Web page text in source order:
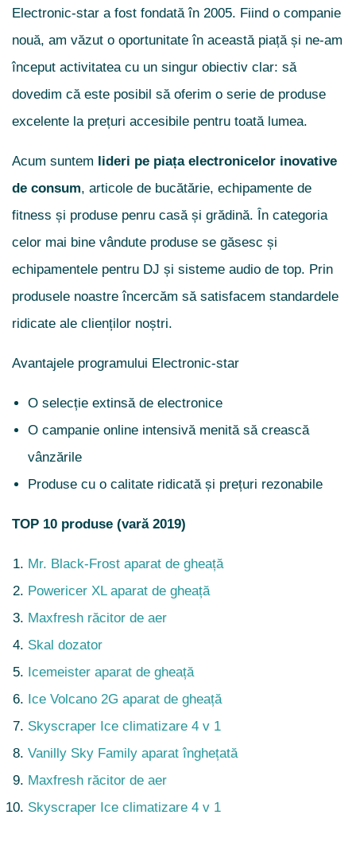
Electronic-star a fost fondată în 2005. Fiind o companie
nouă, am văzut o oportunitate în această piață și ne-am
început activitatea cu un singur obiectiv clar: să
dovedim că este posibil să oferim o serie de produse
excelente la prețuri accesibile pentru toată lumea.
Acum suntem lideri pe piața electronicelor inovative
de consum, articole de bucătărie, echipamente de
fitness și produse penru casă și grădină. În categoria
celor mai bine vândute produse se găsesc și
echipamentele pentru DJ și sisteme audio de top. Prin
produsele noastre încercăm să satisfacem standardele
ridicate ale clienților noștri.
Avantajele programului Electronic-star
O selecție extinsă de electronice
O campanie online intensivă menită să crească
vânzările
Produse cu o calitate ridicată și prețuri rezonabile
TOP 10 produse (vară 2019)
Mr. Black-Frost aparat de gheață
Powericer XL aparat de gheață
Maxfresh răcitor de aer
Skal dozator
Icemeister aparat de gheață
Ice Volcano 2G aparat de gheață
Skyscraper Ice climatizare 4 v 1
Vanilly Sky Family aparat înghețată
Maxfresh răcitor de aer
Skyscraper Ice climatizare 4 v 1